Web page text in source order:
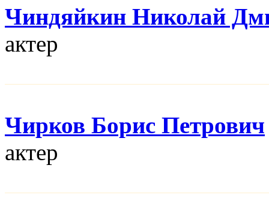
Чиндяйкин Николай
актер
Чирков Борис Петрович
актер